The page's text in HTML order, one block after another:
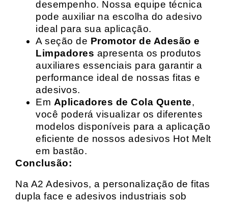
desempenho. Nossa equipe técnica
pode auxiliar na escolha do adesivo
ideal para sua aplicação.
A seção de Promotor de Adesão e
Limpadores apresenta os produtos
auxiliares essenciais para garantir a
performance ideal de nossas fitas e
adesivos.
Em Aplicadores de Cola Quente,
você poderá visualizar os diferentes
modelos disponíveis para a aplicação
eficiente de nossos adesivos Hot Melt
em bastão.
Conclusão:
Na A2 Adesivos, a personalização de fitas
dupla face e adesivos industriais sob